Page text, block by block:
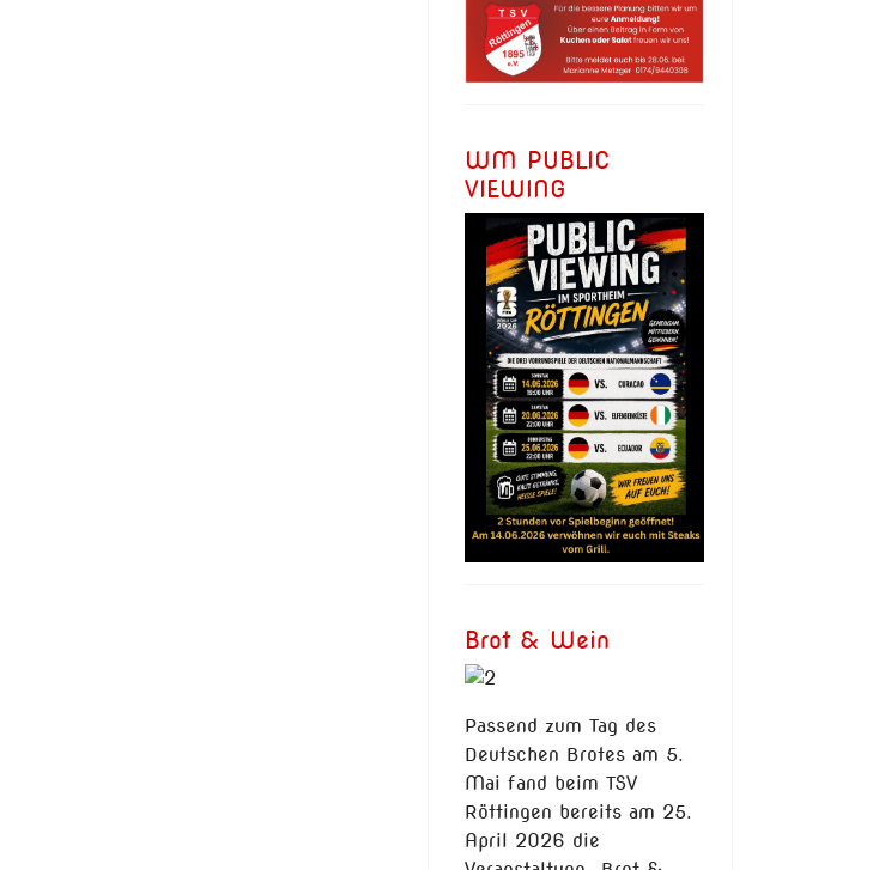
WM PUBLIC
VIEWING
Brot & Wein
Passend zum Tag des
Deutschen Brotes am 5.
Mai fand beim TSV
Röttingen bereits am 25.
April 2026 die